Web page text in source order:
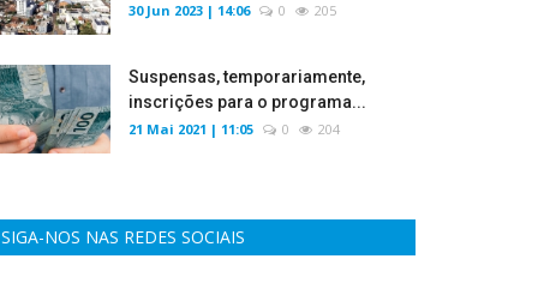
30 Jun 2023 | 14:06 0 205
Suspensas, temporariamente,
inscrições para o programa...
21 Mai 2021 | 11:05 0 204
SIGA-NOS NAS REDES SOCIAIS